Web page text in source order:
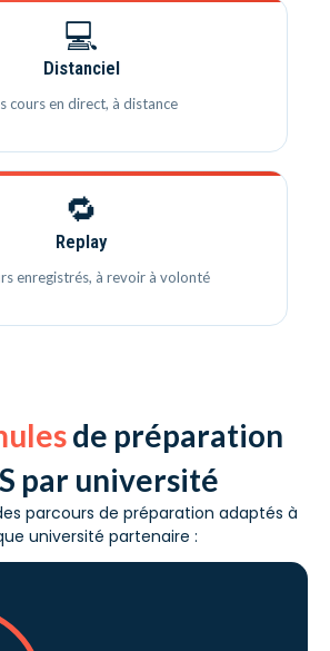
💻
Distanciel
cours en direct, à distance
🔁
Replay
enregistrés, à revoir à volonté
de préparation
par université
parcours de préparation adaptés à
université partenaire :